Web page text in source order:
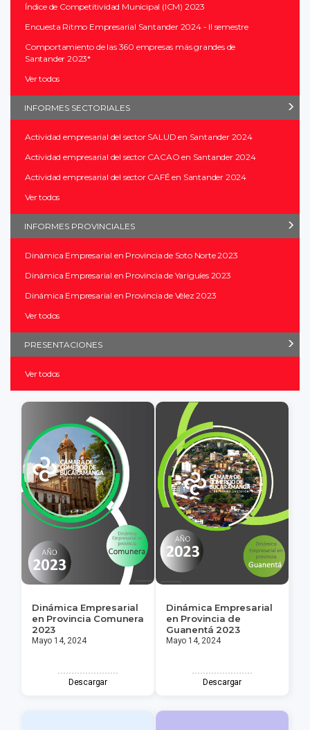
Índice de Competitividad Municipal (ICM) 2023
Encuesta Ritmo Empresarial Santander 2024 - II semestre
Comportamiento de las 360 empresas más grandes de
Santander 2023*
Ver todos
INFORMES SECTORIALES
Actividad empresarial del sector SALUD en Santander 2024
Actividad empresarial del sector CACAO en Santander 2024
Actividad empresarial del sector CAFÉ en Santander 2024
Ver todos
INFORMES PROVINCIALES
Dinámica Empresarial en Provincia de Soto Norte 2023
Dinámica Empresarial en Provincia de Yariguíes 2023
Dinámica Empresarial en Provincia de Vélez 2023
Ver todos
PRESENTACIONES
Ver todos
Dinámica Empresarial
en Provincia Comunera
2023
Mayo 14, 2024
Descargar
Dinámica Empresarial
en Provincia de
Guanentá 2023
Mayo 14, 2024
Descargar